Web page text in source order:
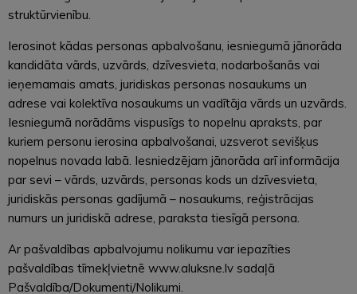
struktūrvienību.
Ierosinot kādas personas apbalvošanu, iesniegumā jānorāda
kandidāta vārds, uzvārds, dzīvesvieta, nodarbošanās vai
ieņemamais amats, juridiskas personas nosaukums un
adrese vai kolektīva nosaukums un vadītāja vārds un uzvārds.
Iesniegumā norādāms vispusīgs to nopelnu apraksts, par
kuriem personu ierosina apbalvošanai, uzsverot sevišķus
nopelnus novada labā. Iesniedzējam jānorāda arī informācija
par sevi – vārds, uzvārds, personas kods un dzīvesvieta,
juridiskās personas gadījumā – nosaukums, reģistrācijas
numurs un juridiskā adrese, paraksta tiesīgā persona.
Ar pašvaldības apbalvojumu nolikumu var iepazīties
pašvaldības tīmekļvietnē www.aluksne.lv sadaļā
Pašvaldība/Dokumenti/Nolikumi.